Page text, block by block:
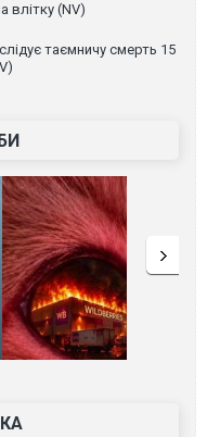
влітку (NV)
таємничу смерть 15